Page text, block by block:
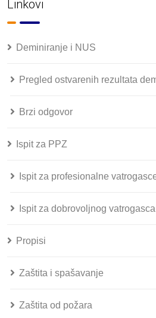
Linkovi
Deminiranje i NUS
Pregled ostvarenih rezultata
Brzi odgovor
Ispit za PPZ
Ispit za profesionalne
Ispit za dobrovoljnog vatrogasca
Propisi
Zaštita i spašavanje
Zaštita od požara